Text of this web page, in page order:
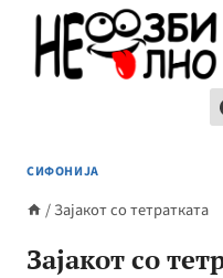
content
СИФОНИЈА
/Зајакот со тетратката
Зајакот со